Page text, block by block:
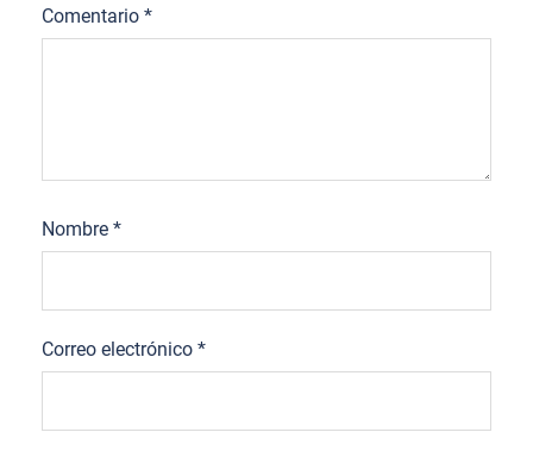
Comentario *
Nombre *
Correo electrónico *